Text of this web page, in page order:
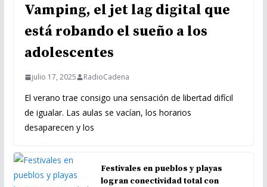
Vamping, el jet lag digital que
está robando el sueño a los
adolescentes
julio 17, 2025 RadioCadena
El verano trae consigo una sensación de libertad difícil
de igualar. Las aulas se vacían, los horarios
desaparecen y los
Festivales en pueblos y playas
logran conectividad total con